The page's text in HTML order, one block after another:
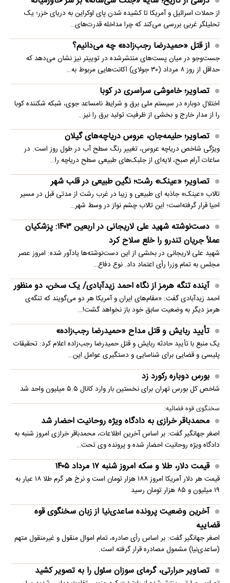
از حملات اسرائیل و آمریکا تا کشیده شدن پای اوکراین به دریای خزر؛ یک
تحلیلگر غربی بررسی می‌کند که چرا مداخله قدرت‌های…
از قتل «حمیدرضا رجب‌زاده» چه می‌دانیم؟
جست‌وجو در میان پست‌های منتشرشده در توییتر نیز نشان می‌دهد که
حداقل از روز ۸ مرداد (۳۰ جولای) اکانت‌هایی مربوط به…
تصاویر؛ خاموشی سراسری در کوبا
اختلال دوباره در سیستم ملی برق و شرایط نامساعد جوی، شبکه شکننده کوبا
را از مدار خارج و بخشی از ظرفیت تولید برق را نیز…
تصاویر؛ حلیمه‌جان، عروس دریاچه‌های گیلان
ویژگی شاخص دریاچه عروس، تغییر رنگ سطح آب در طول روز است. در
ساعات آرام صبح، لایه‌ای از جلبک‌های طبیعی سطح دریاچه را…
تصاویر؛ «عینک» رشت؛ نگین طبیعی در قلب شهر
تالاب «عینک» جاذبه ای طبیعی و زیبا در غرب رشت از مدتی قبل در مسیر
احیا قرار گرفته‌است؛ این تالاب چشم نواز در وسط شهر…
دست‌نوشته شهید علی لاریجانی در اربعین ۱۴۰۳: پزشکیان
عملاً جریان تندرو را خلع سلاح کرد
شهید علی لاریجانی در بخشی از این دست‌نوشته‌ها یادآور شده: امروز عصر
مجلس به تمام وزرا رأی اعتماد داد. نوع دفاع…
آینده تنگه هرمز از نگاه احمد زیدآبادی/ یک سخن، دو منظور
احمد زیدآبادی گفت: «مقام‌های ایران و آمریکا هر دو می‌گویند که تنگه‌ی
هرمز دیگر به وضعیت سابق خود باز نخواهد گشت!…
تأیید ربایش و قتل مداح «حمیدرضا رجب‌زاده»
یک منبع با تأیید حادثه ربایش و قتل حمیدرضا رجب‌زاده اعلام کرد: تحقیقات
پلیسی و قضایی برای شناسایی و دستگیری عوامل این…
بورس دوباره رکورد زد
شاخص کل بورس تهران برای نخستین ‌بار وارد کانال ۵.۵ میلیون واحد شد
سخنگوی قوه قضائیه:
محمدباقر خرازی به دادگاه ویژه روحانیت احضار شد
اصغر جهانگیر گفت: بر اساس آخرین اطلاعات، محمدباقر خرازی امروز شنبه به
دادگاه ویژه روحانیت احضار شده و پرونده وی تحت…
قیمت دلار، طلا و سکه امروز شنبه ۱۷ مرداد ۱۴۰۵
قیمت هر دلار آمریکا امروز ۱۸۸ هزار تومان است و نرخ هر گرم طلا ۱۸ عیار به
۱۹ میلیون و ۸۵ هزار تومان رسید
آخرین وضعیت پرونده ساعدی‌نیا از زبان سخنگوی قوه
قضاییه
اصغر جهانگیر گفت: بر اساس رأی صادره، تمام اموال منقول و غیرمنقول متهم
(ساعدی‌نیا) مشمول مصادره قرار گرفته است.
تصاویر حرارتی، گرمای سوزان سئول را به تصویر کشید